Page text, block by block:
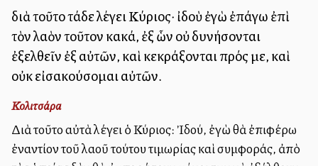
διὰ τοῦτο τάδε λέγει Κύριος· ἰδοὺ ἐγὼ ἐπάγω ἐπὶ
τὸν λαὸν τοῦτον κακά, ἐξ ὧν οὐ δυνήσονται
ἐξελθεῖν ἐξ αὐτῶν, καὶ κεκράξονται πρός με, καὶ
οὐκ εἰσακούσομαι αὐτῶν.
Κολιτσάρα
Διὰ τοῦτο αὐτὰ λέγει ὁ Κύριος: Ἰδού, ἐγὼ θὰ ἐπιφέρω
ἐναντίον τοῦ λαοῦ τούτου τιμωρίας καὶ συμφοράς, ἀπὸ